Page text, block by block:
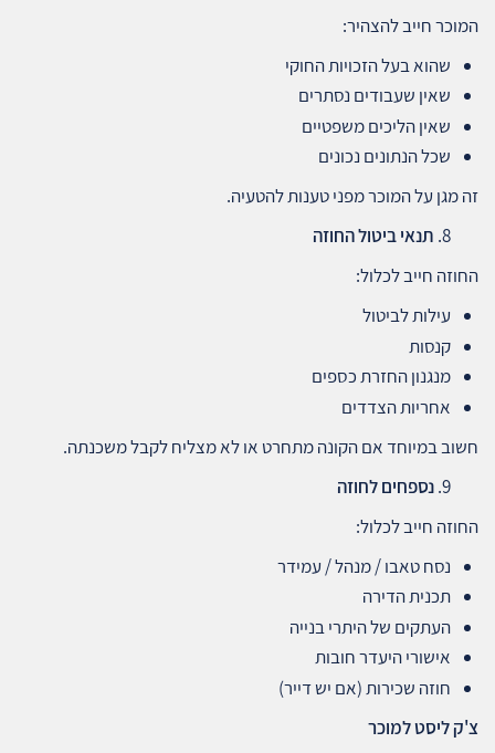
המוכר חייב להצהיר:
שהוא בעל הזכויות החוקי
שאין שעבודים נסתרים
שאין הליכים משפטיים
שכל הנתונים נכונים
זה מגן על המוכר מפני טענות להטעיה.
תנאי ביטול החוזה
החוזה חייב לכלול:
עילות לביטול
קנסות
מנגנון החזרת כספים
אחריות הצדדים
חשוב במיוחד אם הקונה מתחרט או לא מצליח לקבל משכנתה.
נספחים לחוזה
החוזה חייב לכלול:
נסח טאבו / מנהל / עמידר
תכנית הדירה
העתקים של היתרי בנייה
אישורי היעדר חובות
חוזה שכירות (אם יש דייר)
צ'ק ליסט למוכר